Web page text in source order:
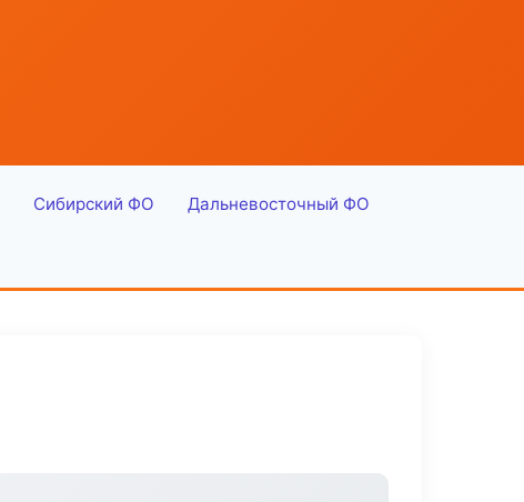
Сибирский ФО Дальневосточный ФО